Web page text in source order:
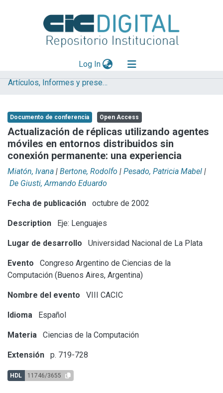
Log In(current)
Explorar
Aportar material
Statistics
Artículos, Informes y presentaciones en Congresos (UNLP)
Documento de conferencia Open Access
Actualización de réplicas utilizando agentes
móviles en entornos distribuidos sin
conexión permanente: una experiencia
Miatón, Ivana | Bertone, Rodolfo | Pesado, Patricia Mabel |
De Giusti, Armando Eduardo
Fecha de publicación octubre de 2002
Description Eje: Lenguajes
Lugar de desarrollo Universidad Nacional de La Plata
Evento
Congreso Argentino de Ciencias de la
Computación (Buenos Aires, Argentina)
Nombre del evento VIII CACIC
Idioma Español
Materia Ciencias de la Computación
Extensión p. 719-728
HDL 11746/3655